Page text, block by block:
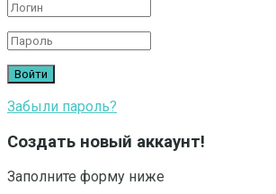
Забыли пароль?
Создать новый аккаунт!
Заполните форму ниже